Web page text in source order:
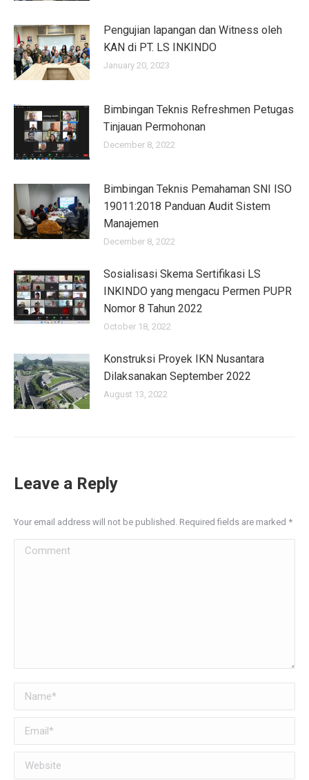
Pengujian lapangan dan Witness oleh
KAN di PT. LS INKINDO
January 20, 2023
Bimbingan Teknis Refreshmen Petugas
Tinjauan Permohonan
December 8, 2022
Bimbingan Teknis Pemahaman SNI ISO
19011:2018 Panduan Audit Sistem
Manajemen
December 8, 2022
Sosialisasi Skema Sertifikasi LS
INKINDO yang mengacu Permen PUPR
Nomor 8 Tahun 2022
October 18, 2022
Konstruksi Proyek IKN Nusantara
Dilaksanakan September 2022
August 13, 2022
Leave a Reply
Your email address will not be published. Required fields are marked *
Comment
Name *
Email *
Website